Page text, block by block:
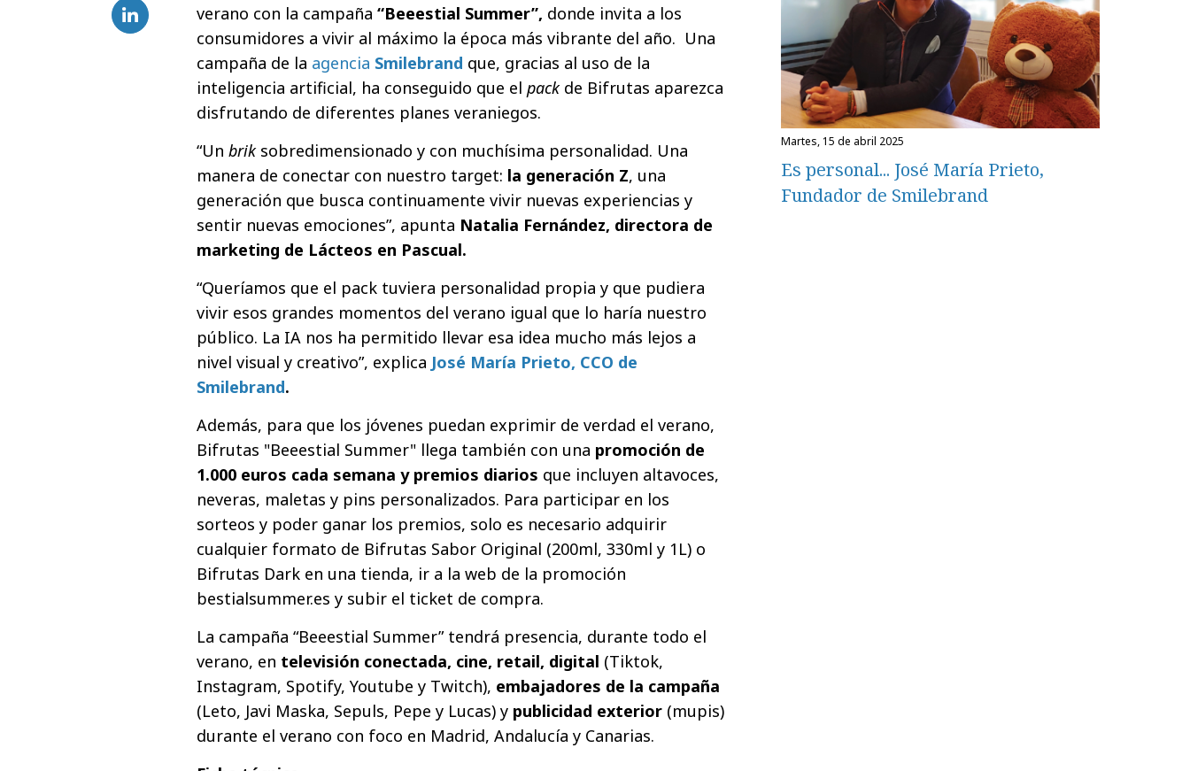
verano con la campaña “Beeestial Summer”, donde invita a los
consumidores a vivir al máximo la época más vibrante del año. ​ Una
campaña de la agencia Smilebrand que, gracias al uso de la
inteligencia artificial, ha conseguido que el packde Bifrutas ​aparezca
disfrutando de diferentes planes veraniegos.
“Un briksobredimensionado y con muchísima personalidad. Una
manera de conectar con nuestro target: la generación Z, una
generación que busca continuamente vivir nuevas experiencias y
sentir nuevas emociones”, apunta Natalia Fernández, directora de
marketing de Lácteos en Pascual.
“Queríamos que el pack tuviera personalidad propia y que pudiera
vivir esos grandes momentos del verano igual que lo haría nuestro
público. La IA nos ha permitido llevar esa idea mucho más lejos a
nivel visual y creativo”, explica José María Prieto, CCO de
Smilebrand.
Además, para que los jóvenes puedan exprimir de verdad el verano,
Bifrutas ​"Beeestial Summer" llega también con una promoción de
1.000 euros cada semana y premios diarios que incluyen altavoces,
neveras, maletas y pins personalizados. Para participar en los
sorteos y poder ganar los premios, solo es necesario adquirir
cualquier formato de Bifrutas Sabor Original (200ml, 330ml y 1L) o
Bifrutas Dark en una tienda, ir a la web de la promoción
bestialsummer.es y subir el ticket de compra.
​La campaña “Beeestial Summer” tendrá presencia, durante todo el
verano, en televisión conectada, cine, retail, digital (Tiktok,
Instagram, Spotify, Youtube y Twitch), embajadores de la campaña
(Leto, Javi Maska, Sepuls, Pepe y Lucas) y publicidad exterior (mupis)
durante el verano con foco en Madrid, Andalucía y Canarias.
martes, 15 de abril 2025
Es personal... José María Prieto,
Fundador de Smilebrand